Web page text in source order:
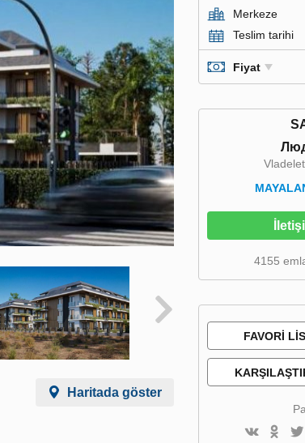
Haritada göster
Merkeze
Teslim tarihi
Fiyat
4155
FAVORI